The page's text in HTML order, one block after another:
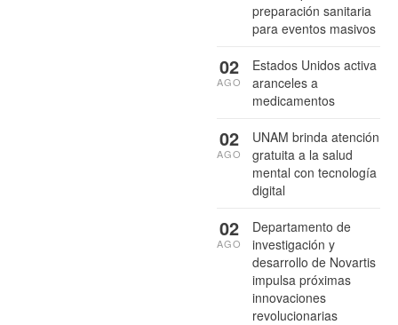
preparación sanitaria
para eventos masivos
Estados Unidos activa
aranceles a
medicamentos
02
AGO
UNAM brinda atención
gratuita a la salud
mental con tecnología
digital
02
AGO
Departamento de
investigación y
desarrollo de Novartis
impulsa próximas
innovaciones
revolucionarias
02
AGO